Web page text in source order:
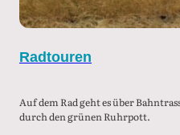
Radtouren
Auf dem Rad geht es über
durch den grünen Ruhrpott.